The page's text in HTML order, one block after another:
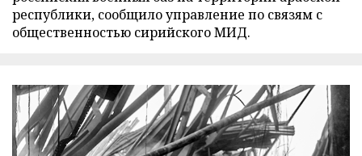
республики, сообщило управление по связям с
общественностью сирийского МИД.